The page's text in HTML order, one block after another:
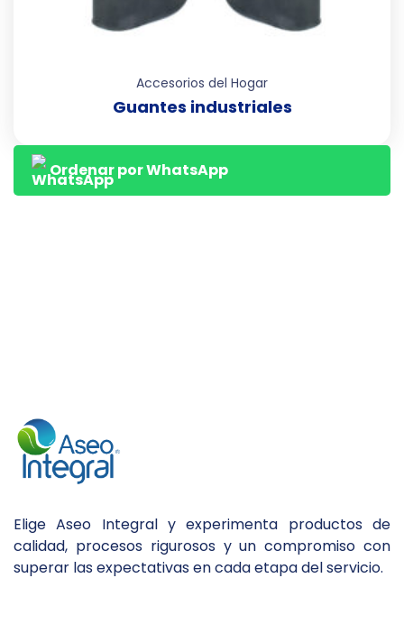
Accesorios del Hogar
Guantes industriales
Ordenar por WhatsApp
Elige Aseo Integral y experimenta productos de
calidad, procesos rigurosos y un compromiso con
superar las expectativas en cada etapa del servicio.